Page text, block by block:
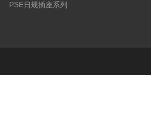
PSE日规插座系列